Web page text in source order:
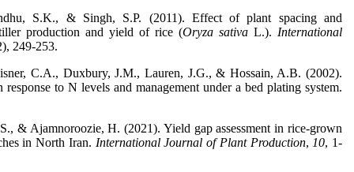
S.K., & Singh, S.P. (2011). Effect of plant spacing and
production and yield of rice (Oryza sativa L.). International
249-253.
C.A., Duxbury, J.M., Lauren, J.G., & Hossain, A.B. (2002).
to N levels and management under a bed plating system.
& Ajamnoroozie, H. (2021). Yield gap assessment in rice-grown
in North Iran. International Journal of Plant Production, 10, 1-